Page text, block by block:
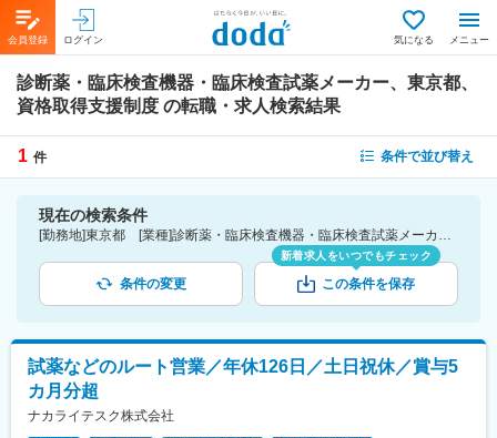
会員登録 ログイン 気になる メニュー
診断薬・臨床検査機器・臨床検査試薬メーカー、東京都、
資格取得支援制度 の転職・求人検索結果
1 件 条件で並び替え
現在の検索条件
[勤務地]東京都 [業種]診断薬・臨床検査機器・臨床検査試薬メーカー-医薬品・医療機器・ライフサイエンス・医療系サービス [詳細条件](待遇・福利厚生)資格取得支援制度
条件の変更
新着求人をいつでもチェック
この条件を保存
試薬などのルート営業／年休126日／土日祝休／賞与5
カ月分超
ナカライテスク株式会社